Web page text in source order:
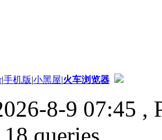
|手机版|小黑屋|火车浏览器
8-9 07:45 ,